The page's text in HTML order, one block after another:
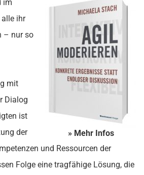
» Mehr Infos
im
ihr
– nur so
mit
Dialog
ist
der
und Ressourcen der
Folge eine tragfähige Lösung, die